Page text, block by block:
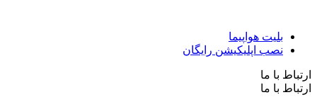
بلیت هواپیما
نصب اپلیکیشن رایگان
ارتباط با ما
ارتباط با ما